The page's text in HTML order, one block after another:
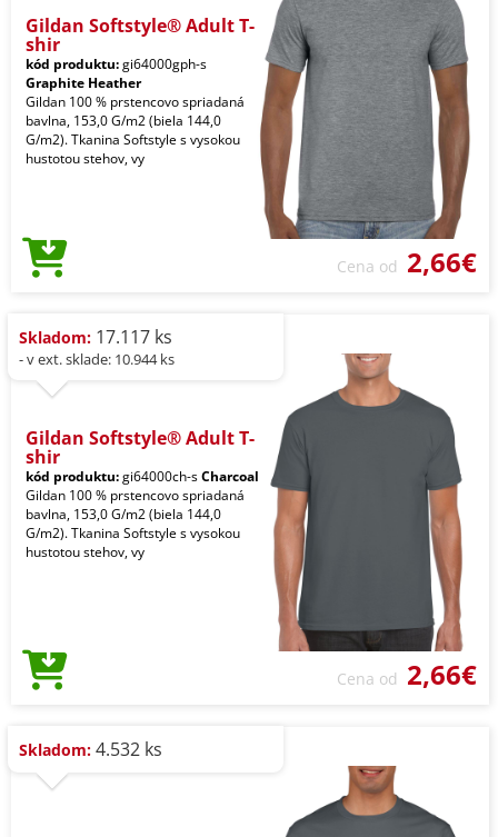
Gildan Softstyle® Adult T-
shir
kód produktu:gi64000gph-s
Graphite Heather
Gildan 100 % prstencovo spriadaná
bavlna, 153,0 G/m2 (biela 144,0
G/m2). Tkanina Softstyle s vysokou
hustotou stehov, vy
Cena od 2,66€
Skladom: 17.117 ks
- v ext. sklade: 10.944 ks
Gildan Softstyle® Adult T-
shir
kód produktu:gi64000ch-sCharcoal
Gildan 100 % prstencovo spriadaná
bavlna, 153,0 G/m2 (biela 144,0
G/m2). Tkanina Softstyle s vysokou
hustotou stehov, vy
Cena od 2,66€
Skladom: 4.532 ks